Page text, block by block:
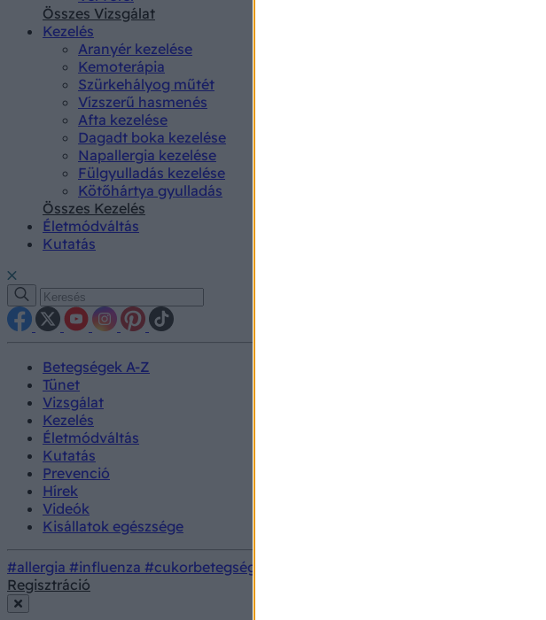
Összes Vizsgálat
Kezelés
Aranyér kezelése
Kemoterápia
Szürkehályog műtét
Vízszerű hasmenés
Afta kezelése
Dagadt boka kezelése
Napallergia kezelése
Fülgyulladás kezelése
Kötőhártya gyulladás
Összes Kezelés
Életmódváltás
Kutatás
Betegségek A-Z
Tünet
Vizsgálat
Kezelés
Életmódváltás
Kutatás
Prevenció
Hírek
Videók
Kisállatok egészsége
#allergia #influenza #cukorbetegség
Regisztráció